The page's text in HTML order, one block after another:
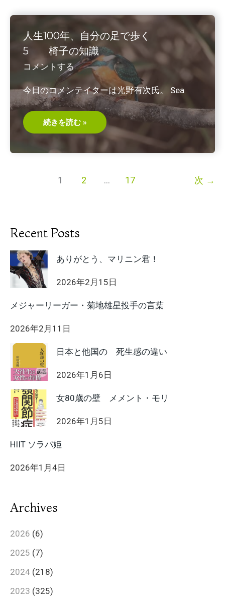
足
歩
く
６
知
れ
る
車
椅
子
の
実
態
人生100年、自分の足で歩く
5 椅子の知識
コメントする
今日のコメンテイターは光野有次氏。 Sea
人
生
100
自
知
続きを読む »
1 2 … 17 次 →
Recent Posts
ありがとう、マリニン君！
2026年2月15日
メジャーリーガー・菊地雄星投手の言葉
2026年2月11日
日本と他国の 死生感の違い
2026年1月6日
女80歳の壁 メメント・モリ
2026年1月5日
HIIT ソラパ姫
2026年1月4日
Archives
2026 (6)
2025 (7)
2024 (218)
2023 (325)